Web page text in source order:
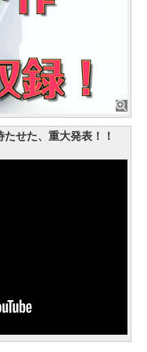
たせた、重大発表！！